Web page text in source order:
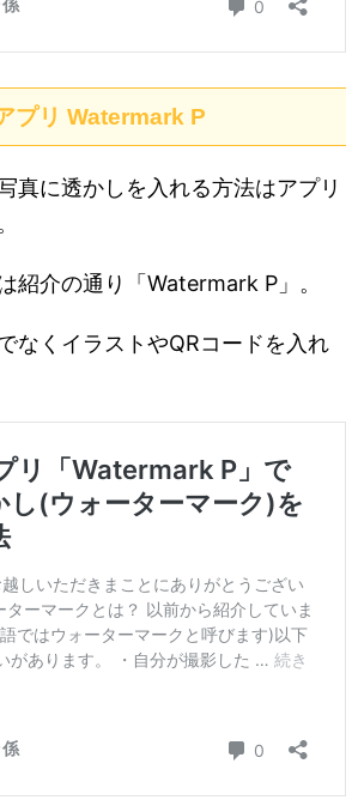
プリ Watermark P
真に透かしを入れる方法はアプリ
紹介の通り「Watermark P」。
なくイラストやQRコードを入れ